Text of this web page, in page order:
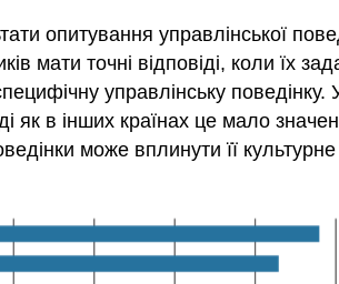
опитування управлінської
мати точні відповіді, коли їх
управлінську
як в інших країнах це мало
може вплинути її